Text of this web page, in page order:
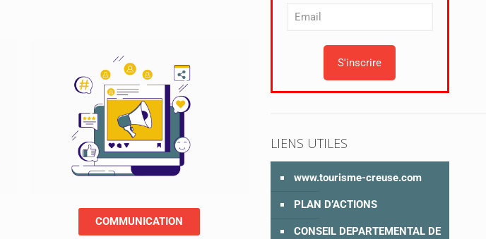
COMMUNICATION
LIENS UTILES
www.tourisme-creuse.com
PLAN D’ACTIONS
CONSEIL DEPARTEMENTAL DE